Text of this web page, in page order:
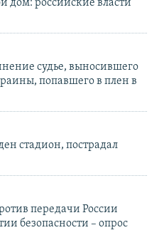
дом: российские власти
судье, выносившего
попавшего в плен в
стадион, пострадал
передачи России
безопасности – опрос